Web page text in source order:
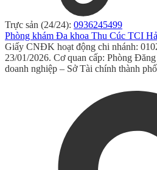
Trực sản (24/24): 0936245499
Phòng khám Đa khoa Thu Cúc TCI
Giấy CNĐK hoạt động chi nhánh:
23/01/2026. Cơ quan cấp: Phòng
doanh nghiệp – Sở Tài chính thành